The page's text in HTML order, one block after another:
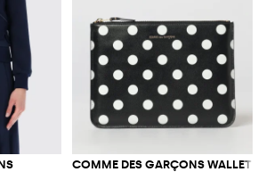
COMME DES GARÇONS WALLET